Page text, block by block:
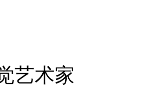
艺术家